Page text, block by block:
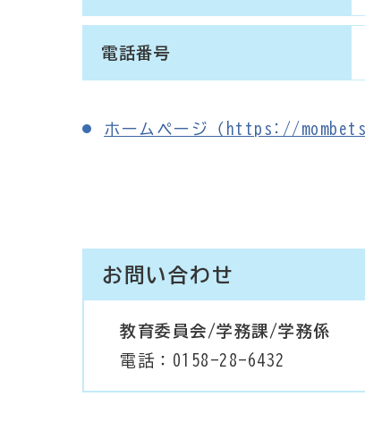
電話番号
ホームページ（https://
お問い合わせ
教育委員会/学務課/学務係
電話：0158-28-6432